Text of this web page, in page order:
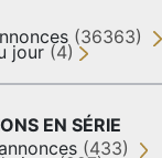
(36363)
jour (4)
EN SÉRIE
(433)